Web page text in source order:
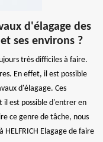
d'élagage des
ses environs ?
très difficiles à faire.
En effet, il est possible
d'élagage. Ces
il est possible d'entrer en
ce genre de tâche, nous
Elagage de faire